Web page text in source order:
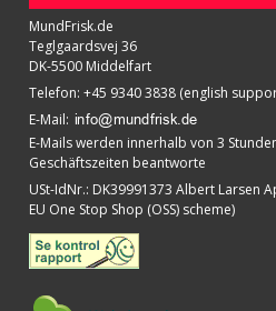
MundFrisk.de
Teglgaardsvej 36
DK-5500 Middelfart
Telefon: +45 9340 3838 (english
E-Mail:
E-Mails werden innerhalb von 3
Geschäftszeiten beantworte
USt-IdNr.: DK39991373 Albert Larsen
EU One Stop Shop (OSS) scheme)